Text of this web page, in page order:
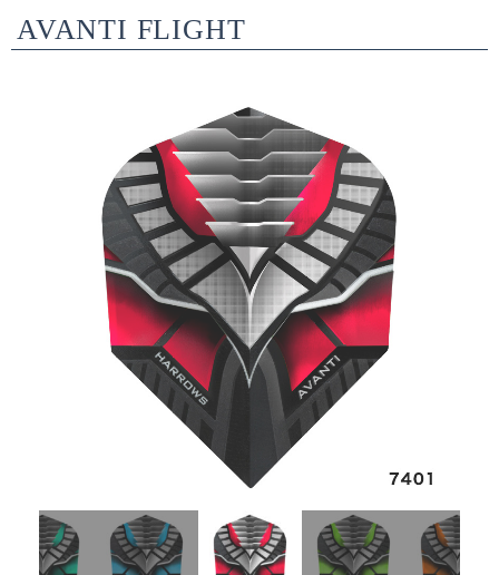
AVANTI FLIGHT